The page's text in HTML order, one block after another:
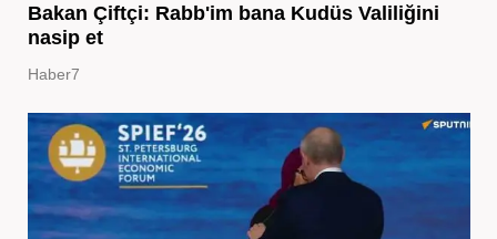
Bakan Çiftçi: Rabb'im bana Kudüs Valiliğini
nasip et
Haber7